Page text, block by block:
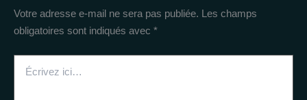
Votre adresse e-mail ne sera pas publiée. Les champs
obligatoires sont indiqués avec *
ici…